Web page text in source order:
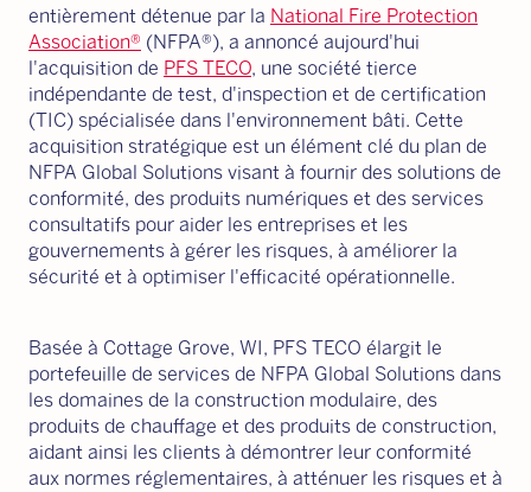
entièrement détenue par la National Fire Protection
Association® (NFPA®), a annoncé aujourd'hui
l'acquisition de PFS TECO, une société tierce
indépendante de test, d'inspection et de certification
(TIC) spécialisée dans l'environnement bâti. Cette
acquisition stratégique est un élément clé du plan de
NFPA Global Solutions visant à fournir des solutions de
conformité, des produits numériques et des services
consultatifs pour aider les entreprises et les
gouvernements à gérer les risques, à améliorer la
sécurité et à optimiser l'efficacité opérationnelle.
Basée à Cottage Grove, WI, PFS TECO élargit le
portefeuille de services de NFPA Global Solutions dans
les domaines de la construction modulaire, des
produits de chauffage et des produits de construction,
aidant ainsi les clients à démontrer leur conformité
aux normes réglementaires, à atténuer les risques et à